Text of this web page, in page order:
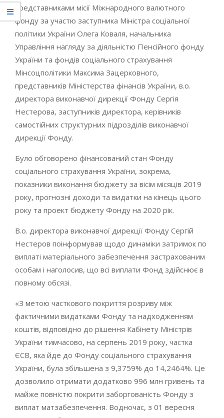
представниками місії Міжнародного валютного
фонду за участю заступника Міністра соціальної
політики України Олега Коваля, начальника
Управління нагляду за діяльністю Пенсійного фонду
України та фондів соціального страхування
Мінсоцполітики Максима Зацерковного,
представників Міністерства фінансів України, в.о.
директора виконавчої дирекції Фонду Сергія
Нестерова, заступників директора, керівників
самостійних структурних підрозділів виконавчої
дирекції Фонду.
Було обговорено фінансований стан Фонду
соціального страхування України, зокрема,
показники виконання бюджету за вісім місяців 2019
року, прогнозні доходи та видатки на кінець цього
року та проект бюджету Фонду на 2020 рік.
В.о. директора виконавчої дирекції Фонду Сергій
Нестеров поінформував щодо динаміки затримок по
виплаті матеріального забезпечення застрахованим
особам і наголосив, що всі виплати Фонд здійснює в
повному обсязі.
«З метою часткового покриття розриву між
фактичними видатками Фонду та надходженням
коштів, відповідно до рішення Кабінету Міністрів
України тимчасово, на серпень 2019 року, частка
ЄСВ, яка йде до Фонду соціального страхування
України, була збільшена з 9,3759% до 14,2464%. Це
дозволило отримати додатково 996 млн гривень та
майже повністю покрити заборгованість Фонду з
виплат матзабезпечення. Водночас, з 01 вересня